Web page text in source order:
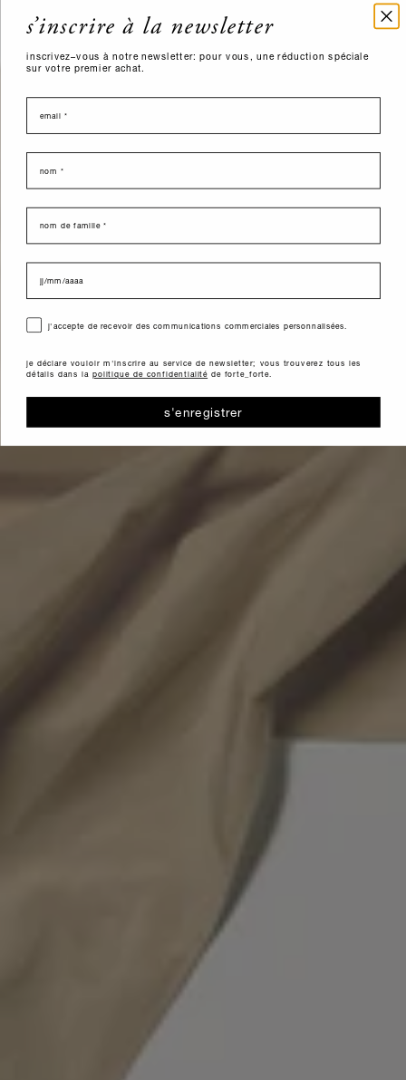
s’inscrire à la newsletter
inscrivez–vous à notre newsletter: pour vous, une réduction spéciale
sur votre premier achat.
email
nome
last name
data di nascita
consensoj'accepte de recevoir des communications commerciales personnalisées.
je déclare vouloir m'inscrire au service de newsletter; vous trouverez tous les
détails dans la politique de confidentialitéde forte_forte.
s'enregistrer